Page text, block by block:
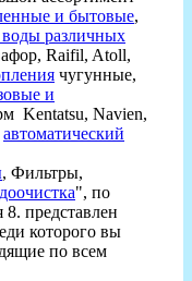
и бытовые,
различных
Raifil, Atoll,
чугунные,
и
Kentatsu, Navien,
автоматический
, Фильтры,
", по
8. представлен
которого вы
по всем